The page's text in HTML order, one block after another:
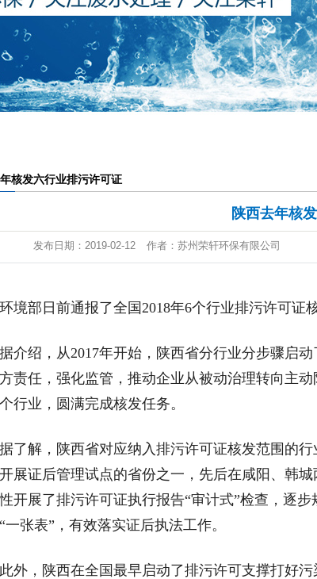
蒸汽污泥烘干设备
MVR蒸发器
热泵污泥烘干设备
一体化提升泵站
废气设备
核发六行业排污许可证
陕西去年核
发布日期： 2019-02-12 作者： 苏州荣轩环保有限公司
境部日前通报了全国2018年6个行业排污许可证
绍，从2017年开始，陕西省分行业分步骤启动
责任，强化监管，推动企业从被动治理转向主
行业，圆满完成核发任务。
解，陕西省对应纳入排污许可证核发范围的行
展证后管理试点的省份之一，先后在咸阳、韩
开展了排污许可证执行报告“审计式”检查，逐
一张表”，有效落实证后执法工作。
，陕西在全国最早启动了排污许可支撑打好污